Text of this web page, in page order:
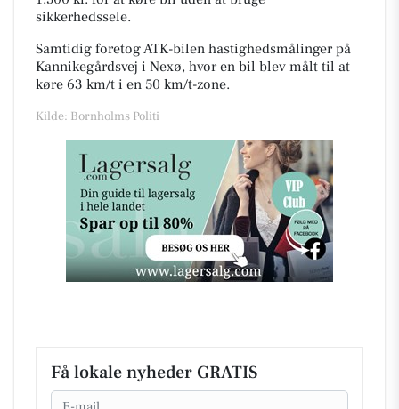
sikkerhedssele.
Samtidig foretog ATK-bilen hastighedsmålinger på
Kannikegårdsvej i Nexø, hvor en bil blev målt til at
køre 63 km/t i en 50 km/t-zone.
Kilde: Bornholms Politi
Få lokale nyheder GRATIS
Email